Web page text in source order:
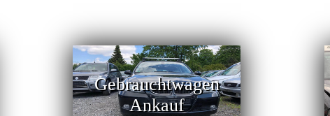
Gebrauchtwagen
Ankauf